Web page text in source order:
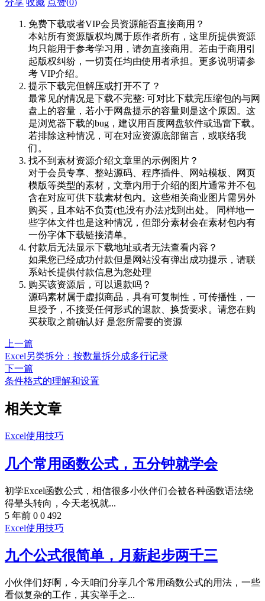
免费下载或者VIP会员资源能否直接商用？
本站所有资源版权均属于原作者所有，这里所提供资源
均只能用于参考学习用，请勿直接商用。若由于商用引
起版权纠纷，一切责任均由使用者承担。更多说明请参
考 VIP介绍。
提示下载完但解压或打开不了？
最常见的情况是下载不完整: 可对比下载完压缩包的与网
盘上的容量，若小于网盘提示的容量则是这个原因。这
是浏览器下载的bug，建议用百度网盘软件或迅雷下载。
若排除这种情况，可在对应资源底部留言，或联络我
们。
找不到素材资源介绍文章里的示例图片？
对于会员专享、整站源码、程序插件、网站模板、网页
模版等类型的素材，文章内用于介绍的图片通常并不包
含在对应可供下载素材包内。这些相关商业图片需另外
购买，且本站不负责(也没有办法)找到出处。 同样地一
些字体文件也是这种情况，但部分素材会在素材包内有
一份字体下载链接清单。
付款后无法显示下载地址或者无法查看内容？
如果您已经成功付款但是网站没有弹出成功提示，请联
系站长提供付款信息为您处理
购买该资源后，可以退款吗？
源码素材属于虚拟商品，具有可复制性，可传播性，一
旦授予，不接受任何形式的退款、换货要求。请您在购
买获取之前确认好 是您所需要的资源
上一篇
Excel另类拆分：按数量拆分成多行记录
下一篇
条件格式的理解和设置
相关文章
Excel使用技巧
几个常用函数公式，五分钟就学会
初学Excel函数公式，相信很多小伙伴们会被各种函数语法绕
得晕头转向，今天老祝就...
5 年前 0 0 492
Excel使用技巧
九个公式很简单，月薪起步两千三
小伙伴们好啊，今天咱们分享几个常用函数公式的用法，一些
看似复杂的工作，其实举手之...